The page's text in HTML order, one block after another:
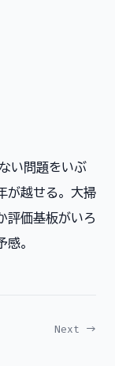
い問題をいぶ
が越せる。大掃
評価基板がいろ
。
Next →